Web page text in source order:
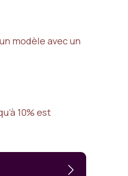
modèle avec un
10% est